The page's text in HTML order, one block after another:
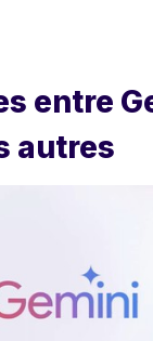
entre
autres